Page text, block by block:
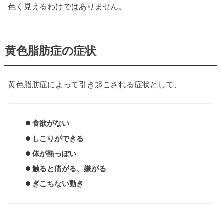
色く見えるわけではありません。
黄色脂肪症の症状
黄色脂肪症によって引き起こされる症状として、
食欲がない
しこりができる
体が熱っぽい
触ると痛がる、嫌がる
ぎこちない動き